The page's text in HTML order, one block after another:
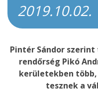
2019.10.02.
Pintér Sándor
rendőrség Pikó
kerületekben
tesznek a